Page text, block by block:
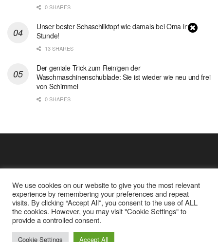
0 SHARES
Unser bester Schaschliktopf wie damals bei Oma in 1
Stunde!
13 SHARES
Der geniale Trick zum Reinigen der
Waschmaschinenschublade: Sie ist wieder wie neu und frei
von Schimmel
0 SHARES
Cookie Policy
Datenschutz
Google Analytics und Cookie Dateien
© 2025Einfache Rezept
We use cookies on our website to give you the most relevant
experience by remembering your preferences and repeat
visits. By clicking “Accept All”, you consent to the use of ALL
the cookies. However, you may visit "Cookie Settings" to
provide a controlled consent.
Cookie Settings Accept All